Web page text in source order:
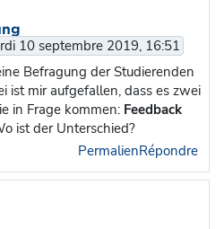
10 septembre 2019, 16:51
Befragung der Studierenden
ist mir aufgefallen, dass es zwei
in Frage kommen: Feedback
ist der Unterschied?
PermalienRépondre